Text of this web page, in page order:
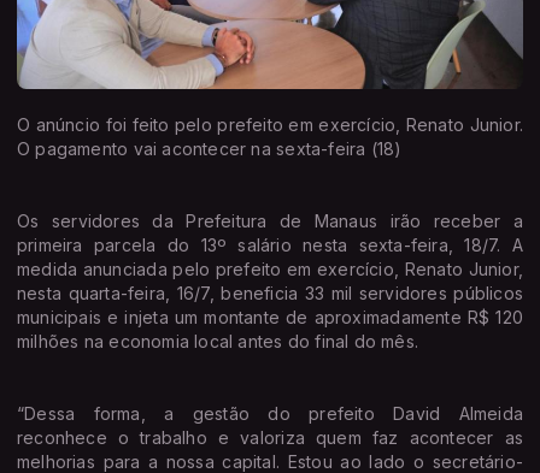
O anúncio foi feito pelo prefeito em exercício, Renato Junior.
O pagamento vai acontecer na sexta-feira (18)
Os servidores da Prefeitura de Manaus irão receber a
primeira parcela do 13º salário nesta sexta-feira, 18/7. A
medida anunciada pelo prefeito em exercício, Renato Junior,
nesta quarta-feira, 16/7, beneficia 33 mil servidores públicos
municipais e injeta um montante de aproximadamente R$ 120
milhões na economia local antes do final do mês.
“Dessa forma, a gestão do prefeito David Almeida
reconhece o trabalho e valoriza quem faz acontecer as
melhorias para a nossa capital. Estou ao lado o secretário-